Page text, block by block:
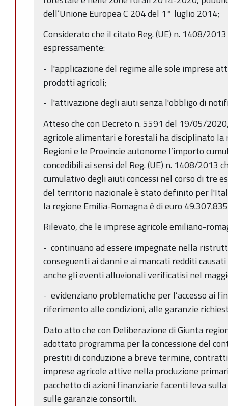
dell’Unione Europea C 204 del 1° luglio 2014;
Considerato che il citato Reg. (UE) n. 1408/
espressamente:
- l'applicazione del regime alle sole imprese
prodotti agricoli;
- l'attivazione degli aiuti senza l'obbligo di
Atteso che con Decreto n. 5591 del 19/05/
agricole alimentari e forestali ha disciplinato
Regioni e le Provincie autonome l’importo
concedibili ai sensi del Reg. (UE) n. 1408/2013
cumulativo degli aiuti concessi nel corso di tre
del territorio nazionale è stato definito per
la regione Emilia-Romagna è di euro
Rilevato, che le imprese agricole emiliano-
- continuano ad essere impegnate nella
conseguenti ai danni e ai mancati redditi
anche gli eventi alluvionali verificatisi nel
- evidenziano problematiche per l’accesso ai
riferimento alle condizioni, alle garanzie
Dato atto che con Deliberazione di Giunta
adottato programma per la concessione del
prestiti di conduzione a breve termine,
imprese agricole attive nella produzione
pacchetto di azioni finanziarie facenti leva
sulle garanzie consortili.